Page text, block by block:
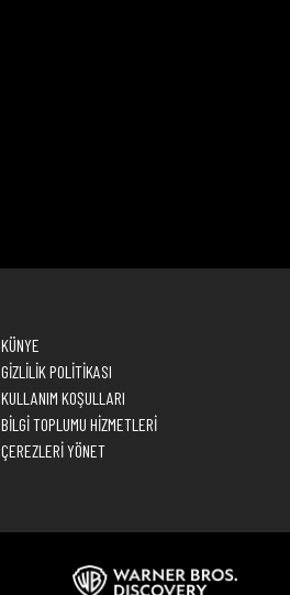
KÜNYE
GİZLİLİK POLİTİKASI
KULLANIM KOŞULLARI
BİLGİ TOPLUMU HİZMETLERİ
ÇEREZLERİ YÖNET